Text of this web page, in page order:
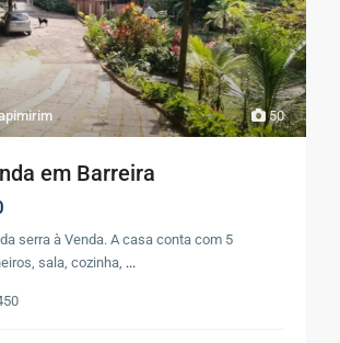
50
em Barreira
serra à Venda. A casa conta com 5
sala, cozinha, ...